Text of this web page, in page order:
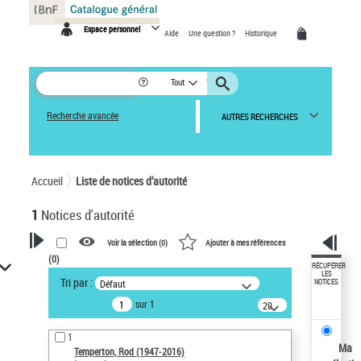
Espace personnel Aide Une question ? Historique
Tout
Recherche avancée AUTRES RECHERCHES
Accueil Liste de notices d’autorité
1 Notices d'autorité
VOTRE RECHERCHE
Recherche avancée dans les
notices d’autorité
Œuvres liées à l'auteur :
Temperton, Rod (1947-2016)
Voir la sélection (0) Ajouter à mes références
(0)
Tri par : Défaut
sur 1
20
résultats/page
1
Temperton, Rod (1947-2016)
RÉCUPÉRER
LES
NOTICES
Ma
Panneau de gestion des cookies